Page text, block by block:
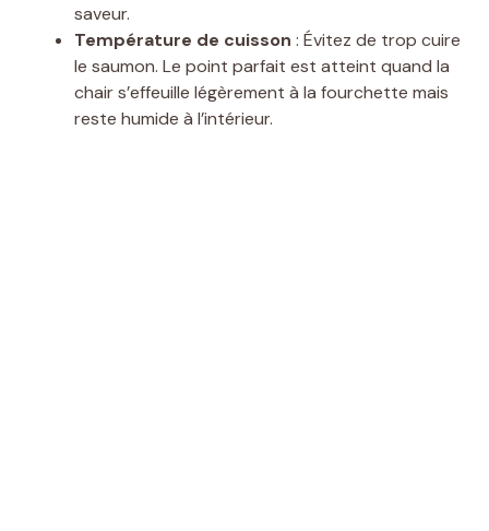
saveur.
Température de cuisson : Évitez de trop cuire
le saumon. Le point parfait est atteint quand la
chair s’effeuille légèrement à la fourchette mais
reste humide à l’intérieur.